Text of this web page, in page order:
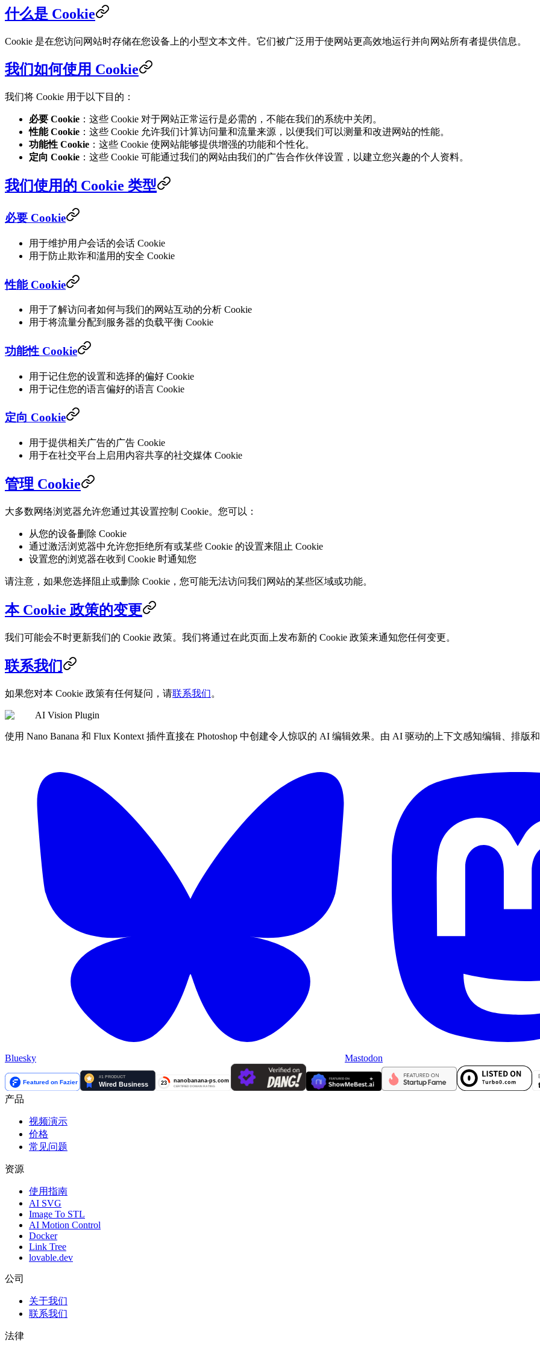
什么是 Cookie
Cookie 是在您访问网站时存储在您设备上的小型文本文件。它们被广泛用于使网站更高效地运行并向网站所有者提供信息。
我们如何使用 Cookie
我们将 Cookie 用于以下目的：
必要 Cookie ：这些 Cookie 对于网站正常运行是必需的，不能在我们的系统中关闭。
性能 Cookie ：这些 Cookie 允许我们计算访问量和流量来源，以便我们可以测量和改进网站的性能。
功能性 Cookie ：这些 Cookie 使网站能够提供增强的功能和个性化。
定向 Cookie ：这些 Cookie 可能通过我们的网站由我们的广告合作伙伴设置，以建立您兴趣的个人资料。
我们使用的 Cookie 类型
必要 Cookie
用于维护用户会话的会话 Cookie
用于防止欺诈和滥用的安全 Cookie
性能 Cookie
用于了解访问者如何与我们的网站互动的分析 Cookie
用于将流量分配到服务器的负载平衡 Cookie
功能性 Cookie
用于记住您的设置和选择的偏好 Cookie
用于记住您的语言偏好的语言 Cookie
定向 Cookie
用于提供相关广告的广告 Cookie
用于在社交平台上启用内容共享的社交媒体 Cookie
管理 Cookie
大多数网络浏览器允许您通过其设置控制 Cookie。您可以：
从您的设备删除 Cookie
通过激活浏览器中允许您拒绝所有或某些 Cookie 的设置来阻止 Cookie
设置您的浏览器在收到 Cookie 时通知您
请注意，如果您选择阻止或删除 Cookie，您可能无法访问我们网站的某些区域或功能。
本 Cookie 政策的变更
我们可能会不时更新我们的 Cookie 政策。我们将通过在此页面上发布新的 Cookie 政策来通知您任何变更。
联系我们
如果您对本 Cookie 政策有任何疑问，请联系我们。
AI Vision Plugin
使用 Nano Banana 和 Flux Kontext 插件直接在 Photoshop 中创建令人惊叹的 AI 编辑效果。由 AI 驱动的上下文感知编辑、排版和
Bluesky Mastodon
产品
视频演示
价格
常见问题
资源
使用指南
AI SVG
Image To STL
AI Motion Control
Docker
Link Tree
lovable.dev
公司
关于我们
联系我们
法律